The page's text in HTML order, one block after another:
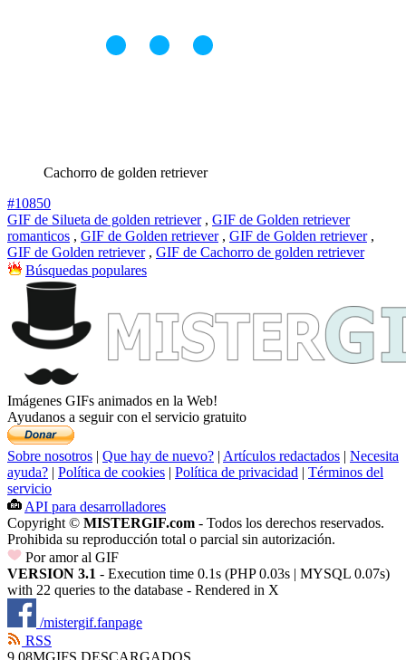
Cachorro de golden retriever
#10850
GIF de Silueta de golden retriever, GIF de Golden retriever
romanticos , GIF de Golden retriever, GIF de Golden retriever,
GIF de Golden retriever, GIF de Cachorro de golden retriever
Búsquedas populares
Imágenes GIFs animados en la Web!
Ayudanos a seguir con el servicio gratuito
Sobre nosotros | Que hay de nuevo? | Artículos redactados | Necesita
ayuda? | Política de cookies | Política de privacidad | Términos del
servicio
API para desarrolladores
Copyright © MISTERGIF.com - Todos los derechos reservados.
Prohibida su reproducción total o parcial sin autorización.
Por amor al GIF
VERSION 3.1 - Execution time 0.1s (PHP 0.03s | MYSQL 0.07s)
with 22 queries to the database - Rendered in X
/mistergif.fanpage
RSS
9.08MGIFS DESCARGADOS